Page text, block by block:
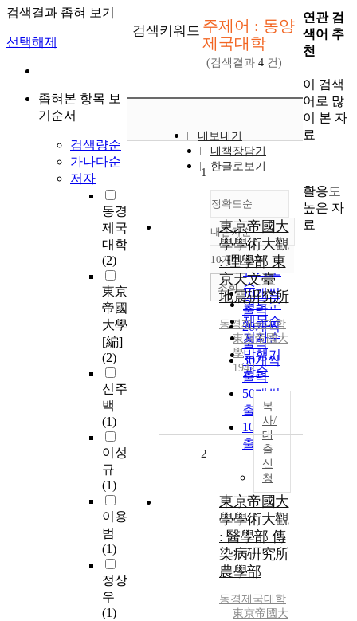
검색결과 좁혀 보기
선택해제
좁혀본 항목 보
기순서
검색량순
가나다순
저자
동경
제국
대학
(2)
東京
帝國
大學
[編]
(2)
신주
백
(1)
이성
규
(1)
이용
범
(1)
정상
우
(1)
검색키워드 주제어 : 동양
제국대학
(검색결과 4 건)
내보내기
내책장담기
한글로보기
정확도순
정확도
순
인기도
순
연도순
제목순
저자순
발행기
관순
내림차순
내림차순
10개씩 출력
10개씩
출력
20개씩
출력
30개씩
출력
50개씩
출력
100개씩
출력
조회
1
東京帝國大
學學術大觀
: 理學部 東
京天文臺
地震硏究所
동경제국대학
東京帝國大
學
1942
복
사/
대
출
신
청
2
東京帝國大
學學術大觀
: 醫學部 傳
染病硏究所
農學部
동경제국대학
東京帝國大
연관 검
색어 추
천
이 검색
어로 많
이 본 자
료
활용도
높은 자
료